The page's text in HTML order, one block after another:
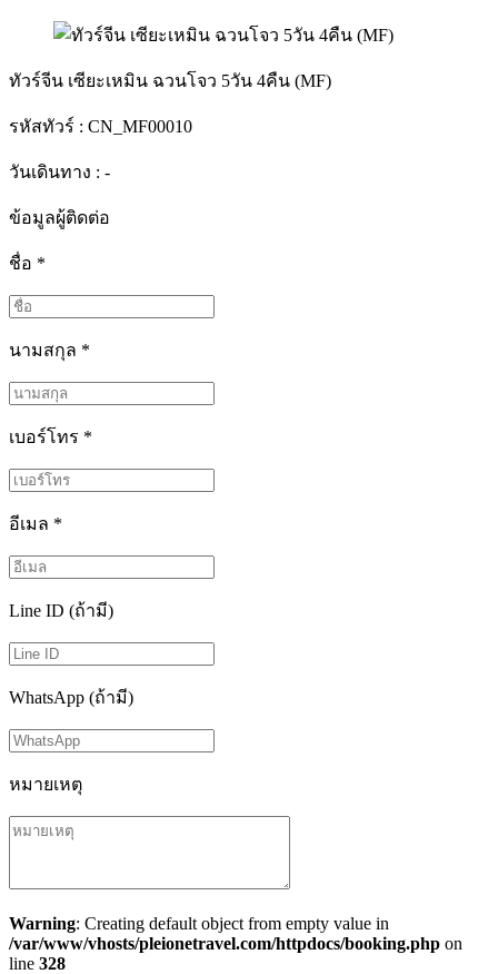
ทัวร์จีน เซียะเหมิน ฉวนโจว 5วัน 4คืน (MF)
รหัสทัวร์ : CN_MF00010
วันเดินทาง : -
ข้อมูลผู้ติดต่อ
ชื่อ *
นามสกุล *
เบอร์โทร *
อีเมล *
Line ID (ถ้ามี)
WhatsApp (ถ้ามี)
หมายเหตุ
Warning: Creating default object from empty value in
/var/www/vhosts/pleionetravel.com/httpdocs/booking.php on
line 328